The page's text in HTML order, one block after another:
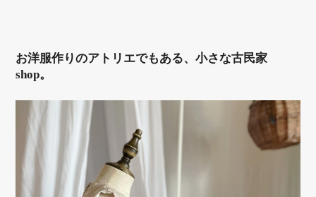
お洋服作りのアトリエでもある、小さな古民家
shop。